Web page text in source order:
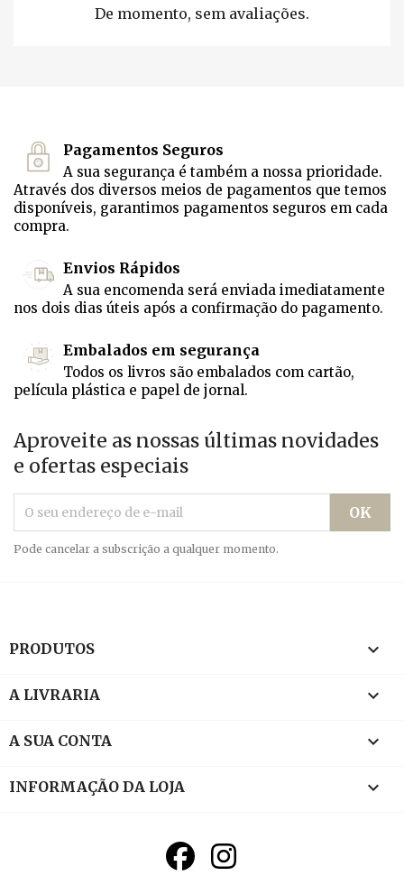
De momento, sem avaliações.
Pagamentos Seguros
A sua segurança é também a nossa prioridade.
Através dos diversos meios de pagamentos que temos
disponíveis, garantimos pagamentos seguros em cada
compra.
Envios Rápidos
A sua encomenda será enviada imediatamente
nos dois dias úteis após a confirmação do pagamento.
Embalados em segurança
Todos os livros são embalados com cartão,
película plástica e papel de jornal.
Aproveite as nossas últimas novidades
e ofertas especiais
Pode cancelar a subscrição a qualquer momento.
PRODUTOS 
A LIVRARIA 
A SUA CONTA 
INFORMAÇÃO DA LOJA keyboard_arrow_down